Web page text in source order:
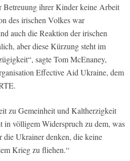
Betreuung ihrer Kinder keine Arbeit
des irischen Volkes war
auch die Reaktion der irischen
aber diese Kürzung steht im
sagte Tom McEnaney,
Effective Aid Ukraine, dem
zu Gemeinheit und Kaltherzigkeit
in völligem Widerspruch zu dem, was
Ukrainer denken, die keine
Krieg zu fliehen.“